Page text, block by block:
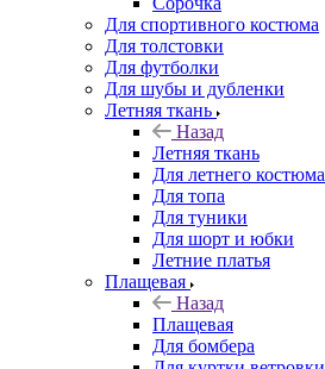
Для спортивного костюма
Для толстовки
Для футболки
Для шубы и дубленки
Летняя ткань
Назад
Летняя ткань
Для летнего костюма
Для топа
Для туники
Для шорт и юбки
Летние платья
Плащевая
Назад
Плащевая
Для бомбера